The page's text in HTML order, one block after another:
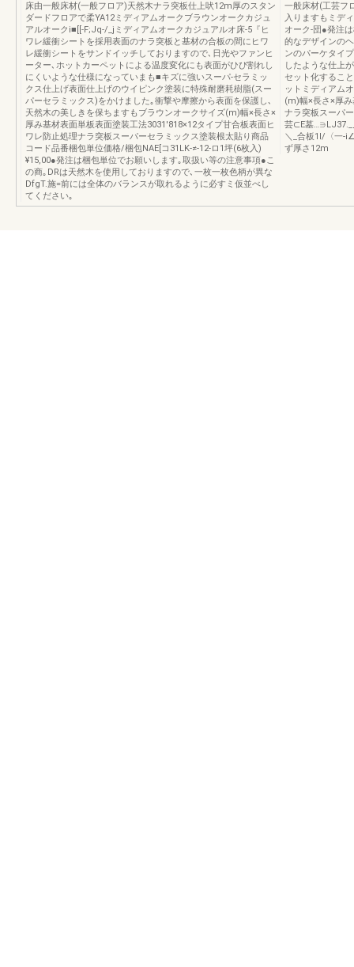
床由一般床材(一般フロア)天然木ナラ突板仕上吠12m厚のスタン
ダードフロアで柔YA12ミディアムオークブラウンオークカジュ
アルオークi■[[-F;Jq-/_jミディアムオークカジュアルオ床-5『ヒ
ワレ緩衝シートを採用表面のナラ突板と基材の合板の間にヒワ
レ緩衝シートをサンドイッチしておりますので､日光やファンヒ
ーター､ホットカーペットによる温度変化にも表面がひび割れし
にくいような仕様になっていまも■キズに強いスーパ-セラミッ
クス仕上げ表面仕上げのウイピンク塗装に特殊耐磨耗樹脂(スー
パーセラミックス)をかけました｡衝撃や摩擦から表面を保護し､
天然木の美しきを保ちますもブラウンオークサイズ(m)幅×長さ×
厚み基材表面単板表面塗装工法3031′818×12タイプ甘合板表面ヒ
ワレ防止処理ナラ突板スーパーセラミックス塗装根太貼り商品
コード品番梱包単位価格/梱包NAE[コ31LK-≠-12-ロ1坪(6枚入)
¥15,00●発注は梱包単位でお願いします｡取扱い等の注意事項●こ
の商｡DRは天然木を使用しておりますので､一枚一枚色柄が異な
DfgT.施=前には全体のバランスが取れるように必すミ仮並べし
てください｡
一般床材(工芸フ
入りますもミデ
オーク-団●発注
的なデザインの
ンのパーケタイ
したような仕上
セット化するこ
ットミディアム
(m)幅×長さ×厚
ナラ突板スーパ
芸⊂E墓…∋LJ37._
＼_合板1I/〈一-
ず厚さ12m